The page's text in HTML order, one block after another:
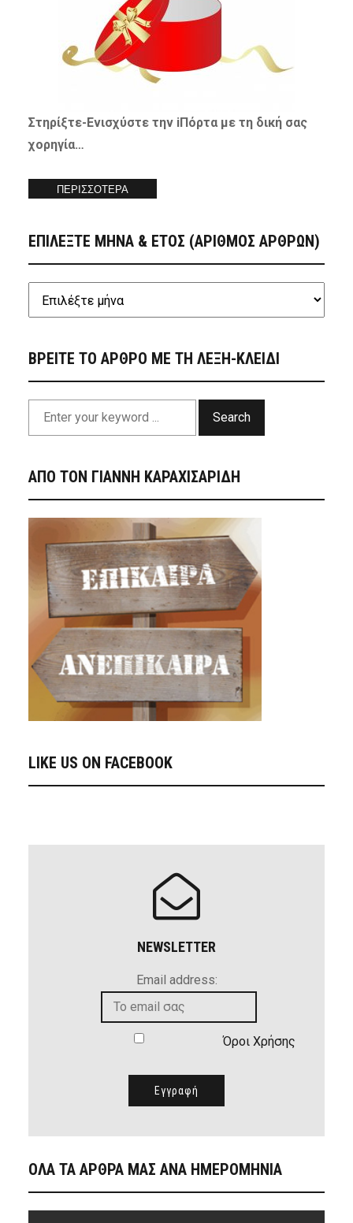
Στηρίξτε-Ενισχύστετην iΠόρτα με τη δική σας
χορηγία…
ΠΕΡΙΣΣΟΤΕΡΑ
ΕΠΙΛΕΞΤΕ ΜΗΝΑ & ΕΤΟΣ (ΑΡΙΘΜΟΣ ΑΡΘΡΩΝ)
ΒΡΕΙΤΕ ΤΟ ΑΡΘΡΟ ΜΕ ΤΗ ΛΕΞΗ-ΚΛΕΙΔΙ
Search
ΑΠΟ ΤΟΝ ΓΙΑΝΝΗ ΚΑΡΑΧΙΣΑΡΙΔΗ
LIKE US ON FACEBOOK
NEWSLETTER
Email address:
Όροι Χρήσης
ΟΛΑ ΤΑ ΑΡΘΡΑ ΜΑΣ ΑΝΑ ΗΜΕΡΟΜΗΝΙΑ